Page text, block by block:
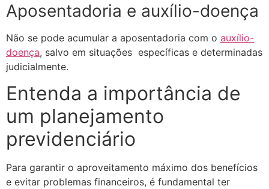
Aposentadoria e auxílio-doença
Não se pode acumular a aposentadoria com o auxílio-
doença, salvo em situações específicas e determinadas
judicialmente.
Entenda a importância de
um planejamento
previdenciário
Para garantir o aproveitamento máximo dos benefícios
e evitar problemas financeiros, é fundamental ter